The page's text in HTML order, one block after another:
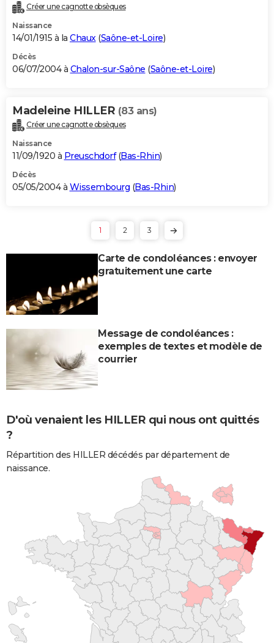
Créer une cagnotte obsèques
Naissance
14/01/1915 à la Chaux(Saône-et-Loire)
Décès
06/07/2004 à Chalon-sur-Saône (Saône-et-Loire)
Madeleine HILLER (83 ans)
Créer une cagnotte obsèques
Naissance
11/09/1920 à Preuschdorf(Bas-Rhin)
Décès
05/05/2004 à Wissembourg (Bas-Rhin)
1 2 3
Carte de condoléances : envoyer
gratuitement une carte
Message de condoléances :
exemples de textes et modèle de
courrier
D'où venaient les HILLER qui nous ont quittés
?
Répartition des HILLER décédés par département de
naissance.